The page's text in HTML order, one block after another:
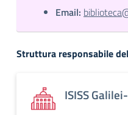
Email:
Struttura responsabile
ISISS